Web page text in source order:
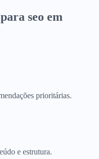
seo em
prioritárias.
e estrutura.